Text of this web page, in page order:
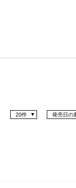
発売日の
20件